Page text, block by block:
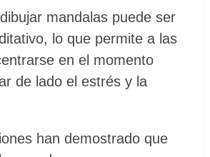
mandalas puede ser
lo que permite a las
en el momento
de lado el estrés y la
han demostrado que